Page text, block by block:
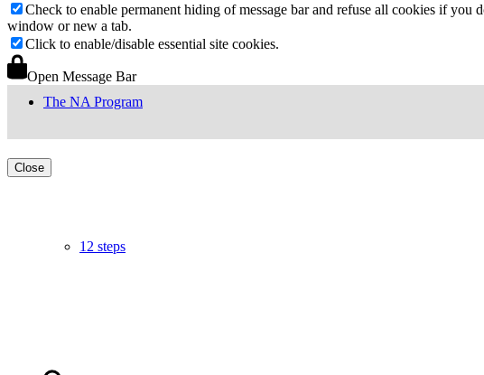
The NA Program
12 steps
Check to enable permanent hiding of message bar and refuse all cookies if
window or new a tab.
Click to enable/disable essential site cookies.
Open Message Bar
Close